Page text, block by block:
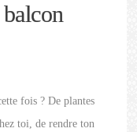
fois ? De plantes
toi, de rendre ton